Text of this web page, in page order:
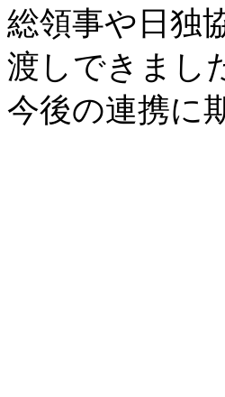
総領事や日独
渡しできまし
今後の連携に